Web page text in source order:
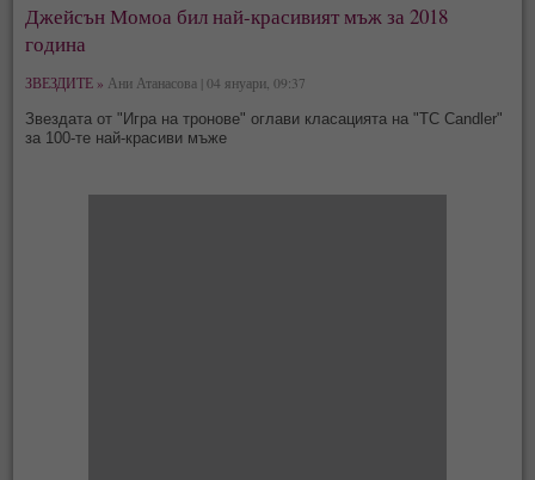
Джейсън Момоа бил най-красивият мъж за 2018
година
ЗВЕЗДИТЕ » Ани Атанасова | 04 януари, 09:37
Звездата от "Игра на тронове" оглави класацията на "TC Candler"
за 100-те най-красиви мъже